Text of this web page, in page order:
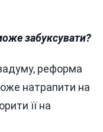
забуксувати?
реформа
натрапити на
її на